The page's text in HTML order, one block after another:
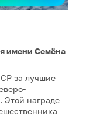
имени Семёна
за лучшие
Этой награде